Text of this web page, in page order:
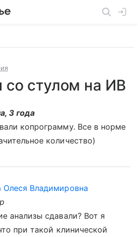
стулом на ИВ
3 года
копрограмму. Все в норме
количество)
Олеся Владимировна
анализы сдавали? Вот я
при такой клинической